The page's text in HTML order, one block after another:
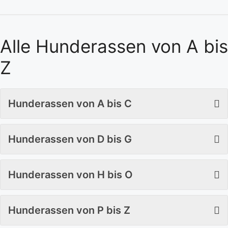
Alle Hunderassen von A bis
Z
Hunderassen von A bis C
Hunderassen von D bis G
Hunderassen von H bis O
Hunderassen von P bis Z